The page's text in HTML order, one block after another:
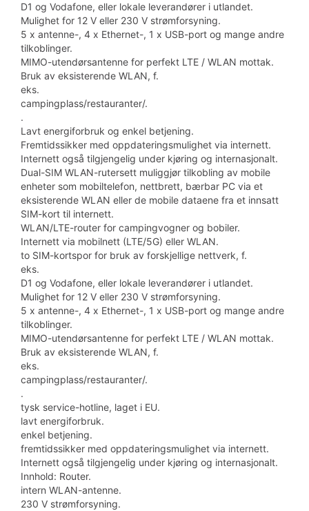
D1 og Vodafone, eller lokale leverandører i utlandet.
Mulighet for 12 V eller 230 V strømforsyning.
5 x antenne-, 4 x Ethernet-, 1 x USB-port og mange andre
tilkoblinger.
MIMO-utendørsantenne for perfekt LTE / WLAN mottak.
Bruk av eksisterende WLAN, f.
eks.
campingplass/restauranter/.
.
Lavt energiforbruk og enkel betjening.
Fremtidssikker med oppdateringsmulighet via internett.
Internett også tilgjengelig under kjøring og internasjonalt.
Dual-SIM WLAN-rutersett muliggjør tilkobling av mobile
enheter som mobiltelefon, nettbrett, bærbar PC via et
eksisterende WLAN eller de mobile dataene fra et innsatt
SIM-kort til internett.
WLAN/LTE-router for campingvogner og bobiler.
Internett via mobilnett (LTE/5G) eller WLAN.
to SIM-kortspor for bruk av forskjellige nettverk, f.
eks.
D1 og Vodafone, eller lokale leverandører i utlandet.
Mulighet for 12 V eller 230 V strømforsyning.
5 x antenne-, 4 x Ethernet-, 1 x USB-port og mange andre
tilkoblinger.
MIMO-utendørsantenne for perfekt LTE / WLAN mottak.
Bruk av eksisterende WLAN, f.
eks.
campingplass/restauranter/.
.
tysk service-hotline, laget i EU.
lavt energiforbruk.
enkel betjening.
fremtidssikker med oppdateringsmulighet via internett.
Internett også tilgjengelig under kjøring og internasjonalt.
Innhold: Router.
intern WLAN-antenne.
230 V strømforsyning.